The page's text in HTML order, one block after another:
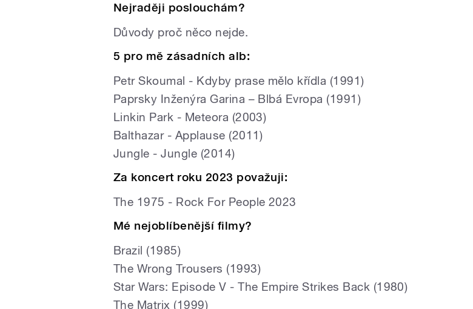
Nejraději poslouchám?
Důvody proč něco nejde.
5 pro mě zásadních alb:
Petr Skoumal - Kdyby prase mělo křídla (1991)
Paprsky Inženýra Garina – Blbá Evropa (1991)
Linkin Park - Meteora (2003)
Balthazar - Applause (2011)
Jungle - Jungle (2014)
Za koncert roku 2023 považuji:
The 1975 - Rock For People 2023
Mé nejoblíbenější filmy?
Brazil (1985)
The Wrong Trousers (1993)
Star Wars: Episode V - The Empire Strikes Back (1980)
The Matrix (1999)